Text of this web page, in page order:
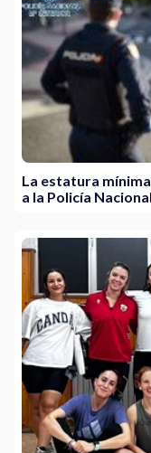
La estatura
a la Policía Nacional